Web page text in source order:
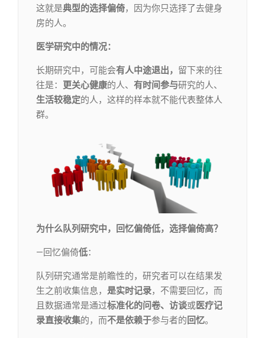
这就是典型的选择偏倚，因为你只选择了去健身
房的人。
医学研究中的情况：
长期研究中，可能会有人中途退出， 留下来的往
往是： 更关心健康的人、 有时间参与研究的人、
生活较稳定的人，这样的样本就不能代表整体人
群。
为什么队列研究中，回忆偏倚低，选择偏倚高？
—回忆偏倚低：
队列研究通常是前瞻性的，研究者可以在结果发
生之前收集信息， 是实时记录，不需要回忆，而
且数据通常是通过标准化的问卷、访谈或医疗记
录直接收集的，而不是依赖于参与者的 回忆。